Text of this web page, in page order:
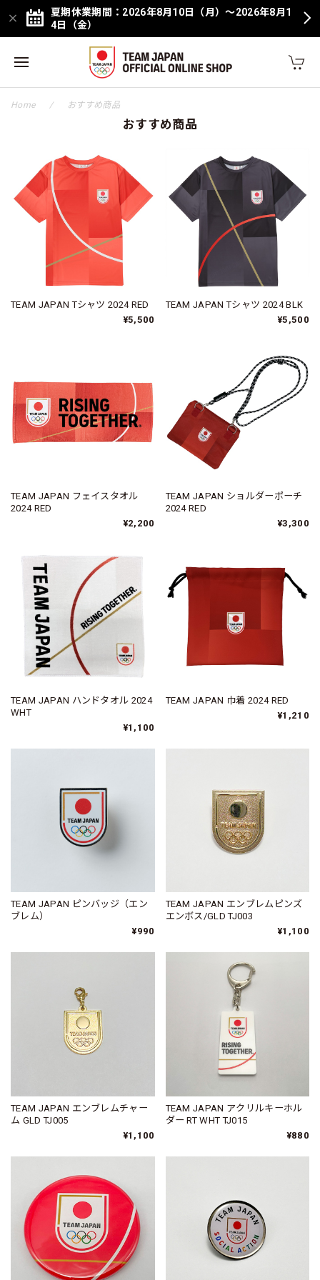
夏期休業期間：2026年8月10日（月）～2026年8月1
4日（金）
Home おすすめ商品
おすすめ商品
TEAM JAPAN Tシャツ 2024 RED
¥5,500
TEAM JAPAN Tシャツ 2024 BLK
¥5,500
TEAM JAPAN フェイスタオル
2024 RED
¥2,200
TEAM JAPAN ショルダーポーチ
2024 RED
¥3,300
TEAM JAPAN ハンドタオル 2024
WHT
¥1,100
TEAM JAPAN 巾着 2024 RED
¥1,210
TEAM JAPAN ピンバッジ（エン
ブレム）
¥990
TEAM JAPAN エンブレムピンズ
エンボス/GLD TJ003
¥1,100
TEAM JAPAN エンブレムチャー
ム GLD TJ005
¥1,100
TEAM JAPAN アクリルキーホル
ダー RT WHT TJ015
¥880